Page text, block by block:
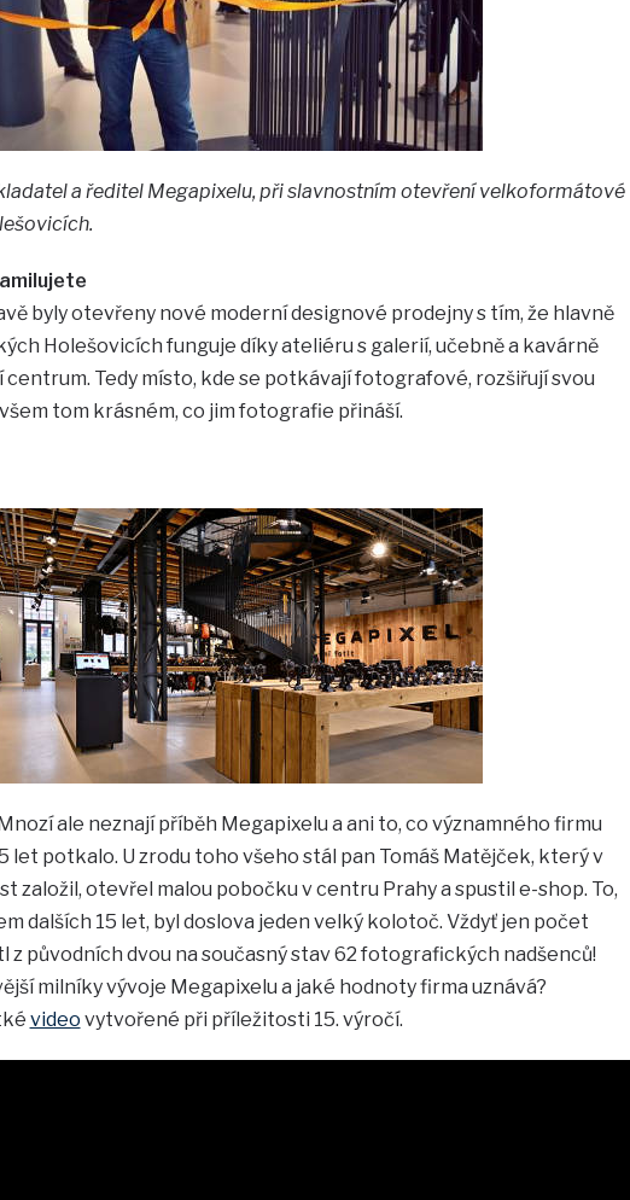
a ředitel Megapixelu, při slavnostním otevření velkoformátové
byly otevřeny nové moderní designové prodejny s tím, že hlavně
Holešovicích funguje díky ateliéru s galerií, učebně a kavárně
Tedy místo, kde se potkávají fotografové, rozšiřují svou
tom krásném, co jim fotografie přináší.
ale neznají příběh Megapixelu a ani to, co významného firmu
let potkalo. U zrodu toho všeho stál pan Tomáš Matějček, který v
založil, otevřel malou pobočku v centru Prahy a spustil e-shop. To,
dalších 15 let, byl doslova jeden velký kolotoč. Vždyť jen počet
z původních dvou na současný stav 62 fotografických nadšenců!
milníky vývoje Megapixelu a jaké hodnoty firma uznává?
video vytvořené při příležitosti 15. výročí.